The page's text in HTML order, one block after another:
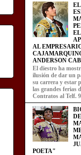
AL
ANDERSON
El diestro ha
ilusión de dar un
su carrera y estar
las grandes ferias
Contratos al Telf.
POETA"